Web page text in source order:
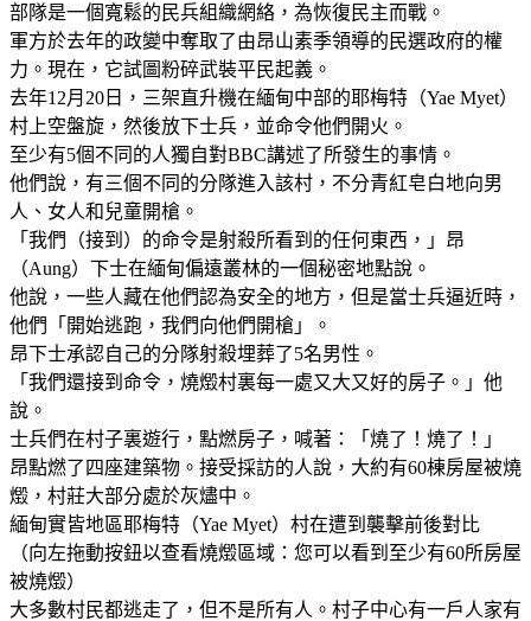
部隊是一個寬鬆的民兵組織網絡，為恢復民主而戰。
軍方於去年的政變中奪取了由昂山素季領導的民選政府的權
力。現在，它試圖粉碎武裝平民起義。
去年12月20日，三架直升機在緬甸中部的耶梅特（Yae Myet）
村上空盤旋，然後放下士兵，並命令他們開火。
至少有5個不同的人獨自對BBC講述了所發生的事情。
他們說，有三個不同的分隊進入該村，不分青紅皂白地向男
人、女人和兒童開槍。
「我們（接到）的命令是射殺所看到的任何東西，」昂
（Aung）下士在緬甸偏遠叢林的一個秘密地點說。
他說，一些人藏在他們認為安全的地方，但是當士兵逼近時，
他們「開始逃跑，我們向他們開槍」。
昂下士承認自己的分隊射殺埋葬了5名男性。
「我們還接到命令，燒燬村裏每一處又大又好的房子。」他
說。
士兵們在村子裏遊行，點燃房子，喊著：「燒了！燒了！」
昂點燃了四座建築物。接受採訪的人說，大約有60棟房屋被燒
燬，村莊大部分處於灰燼中。
緬甸實皆地區耶梅特（Yae Myet）村在遭到襲擊前後對比
（向左拖動按鈕以查看燒燬區域：您可以看到至少有60所房屋
被燒燬）
大多數村民都逃走了，但不是所有人。村子中心有一戶人家有